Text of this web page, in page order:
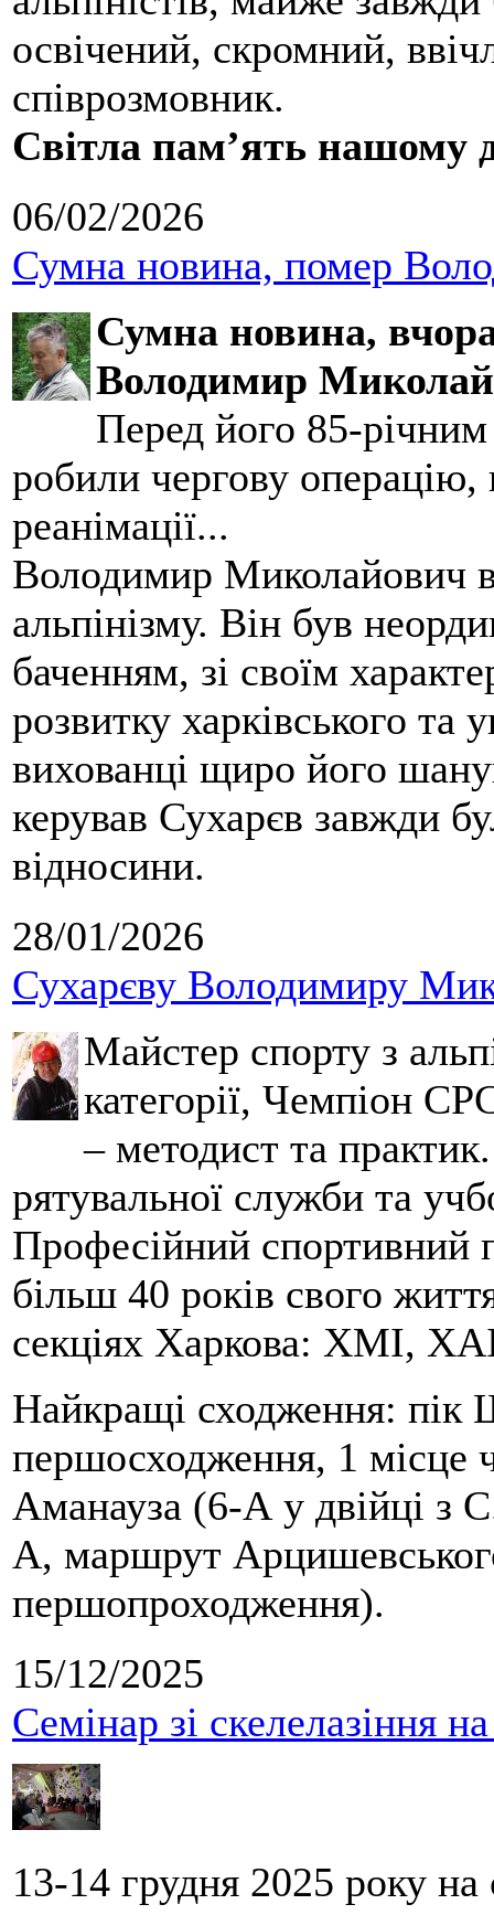
освічений, скромний,
співрозмовник.
Світла пам’ять нашому
06/02/2026
Сумна новина, помер
Сумна новина,
Володимир
Перед його 85-
робили чергову операцію,
реанімації...
Володимир Миколайович
альпінізму. Він був
баченням, зі своїм
розвитку харківського та
вихованці щиро його
керував Сухарєв завжди
відносини.
28/01/2026
Сухарєву Володимиру
Майстер спорту з
категорії, Чемпіон
– методист та
рятувальної служби та
Професійний спортивний
більш 40 років свого
секціях Харкова: ХМІ,
Найкращі сходження: пік
першосходження, 1 місце
Аманауза (6-А у двійці з
А, маршрут
першопроходження).
15/12/2025
Семінар зі скелелазіння
13-14 грудня 2025 року